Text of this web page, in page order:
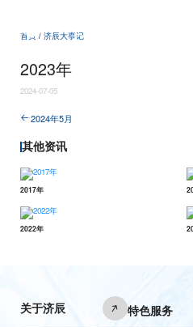
首页 / 济辰大事记
2023年
2024-07-05
2024年5月
其他资讯
2017年
2022年
关于济辰 特色服务